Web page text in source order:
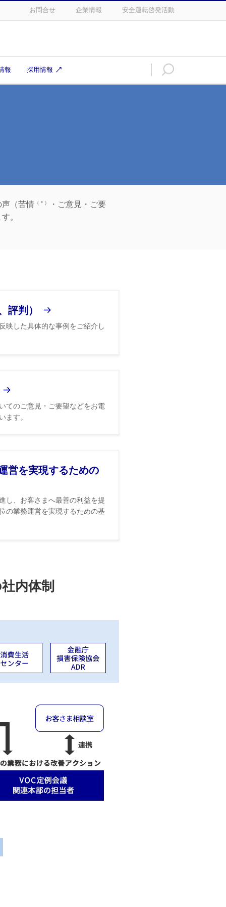
お問合せ 企業情報 安全運転啓発活動
報 採用情報
声（苦情 （＊）
・ご意見・ご要
。
評判）
映した具体的な事例をご紹介し
てのご意見・ご要望などをお電
ます。
営を実現するための
し、お客さまへ最善の利益を提
の業務運営を実現するための基
内体制